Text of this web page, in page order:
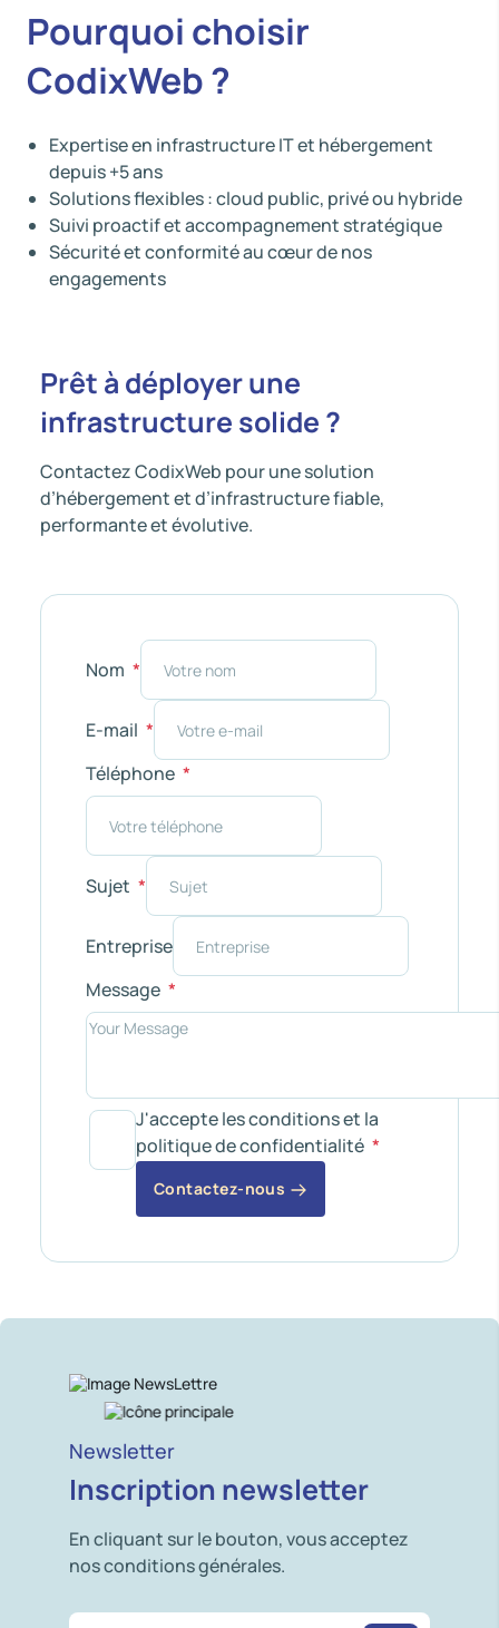
Pourquoi choisir
CodixWeb ?
Expertise en infrastructure IT et hébergement
depuis +5 ans
Solutions flexibles : cloud public, privé ou hybride
Suivi proactif et accompagnement stratégique
Sécurité et conformité au cœur de nos
engagements
Prêt à déployer une
infrastructure solide ?
Contactez CodixWeb pour une solution
d’hébergement et d’infrastructure fiable,
performante et évolutive.
Nom
E-mail
Téléphone
Sujet
Entreprise
Message
J'accepte les conditions et la
politique de confidentialité
Contactez-nous
Newsletter
Inscription newsletter
En cliquant sur le bouton, vous acceptez
nos conditions générales.